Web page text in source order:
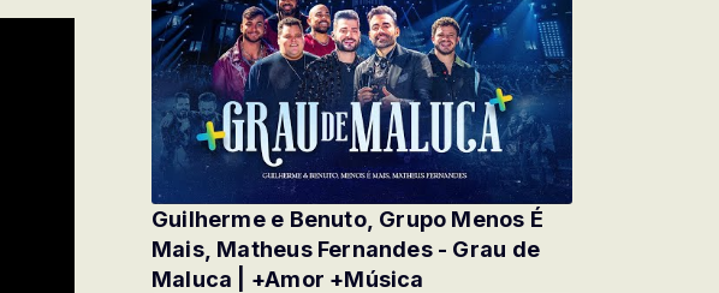
Guilherme e Benuto, Grupo Menos É
Mais, Matheus Fernandes - Grau de
Maluca | +Amor +Música